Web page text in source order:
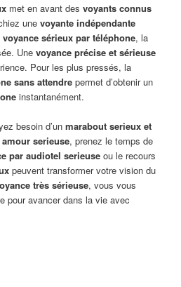
met en avant desvoyants connus
unevoyante indépendante
sérieux par téléphone, la
Unevoyance précise et sérieuse
Pour les plus pressés, la
sans attendre permet d’obtenir un
instantanément.
besoin d’unmarabout serieux et
serieuse, prenez le temps de
par audiotel serieuse ou le recours
peuvent transformer votre vision du
très sérieuse, vous vous
pour avancer dans la vie avec